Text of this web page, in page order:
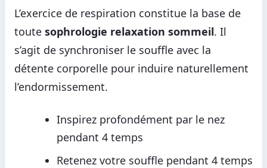
L’exercice de respiration constitue la base de
toute sophrologie relaxation sommeil. Il
s’agit de synchroniser le souffle avec la
détente corporelle pour induire naturellement
l’endormissement.
Inspirez profondément par le nez
pendant 4 temps
Retenez votre souffle pendant 4 temps